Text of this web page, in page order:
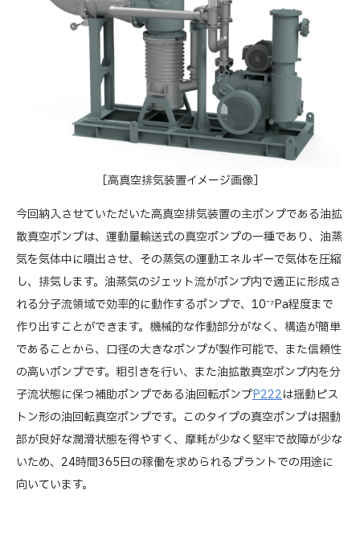
［高真空排気装置イメージ画像］
今回納入させていただいた高真空排気装置の主ポンプである油拡
散真空ポンプは、運動量輸送式の真空ポンプの一種であり、油蒸
気を気体中に噴出させ、その蒸気の運動エネルギーで気体を圧縮
し、排気します。油蒸気のジェット流がポンプ内で適正に形成さ
れる分子流領域で効率的に動作するポンプで、10⁻⁷Pa程度まで
作り出すことができます。機械的な作動部分がなく、構造が簡単
であることから、口径の大きなポンプが製作可能で、また信頼性
の高いポンプです。粗引きを行い、また油拡散真空ポンプ内を分
子流状態に保つ補助ポンプである油回転ポンプP222は揺動ピス
トン形の油回転真空ポンプです。このタイプの真空ポンプは摺動
部が良好な潤滑状態を得やすく、摩耗が少なく堅牢で故障が少な
いため、24時間365日の稼働を求められるプラントでの用途に
向いています。